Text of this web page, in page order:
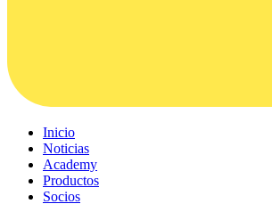
Inicio
Noticias
Academy
Productos
Socios